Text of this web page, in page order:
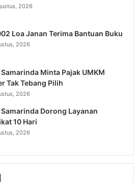
2026
Loa Janan Terima Bantuan Buku
2026
Samarinda Minta Pajak UMKM
Tak Tebang Pilih
2026
Samarinda Dorong Layanan
10 Hari
2026